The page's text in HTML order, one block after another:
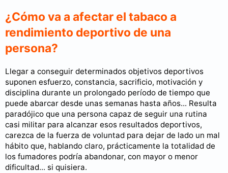
¿Cómo va a afectar el tabaco a
rendimiento deportivo de una
persona?
Llegar a conseguir determinados objetivos deportivos
suponen esfuerzo, constancia, sacrificio, motivación y
disciplina durante un prolongado período de tiempo que
puede abarcar desde unas semanas hasta años... Resulta
paradójico que una persona capaz de seguir una rutina
casi militar para alcanzar esos resultados deportivos,
carezca de la fuerza de voluntad para dejar de lado un mal
hábito que, hablando claro, prácticamente la totalidad de
los fumadores podría abandonar, con mayor o menor
dificultad... si quisiera.